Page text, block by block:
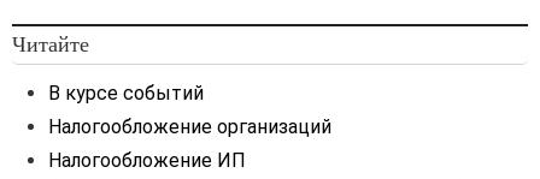
Читайте
В курсе событий
Налогообложение организаций
Налогообложение ИП